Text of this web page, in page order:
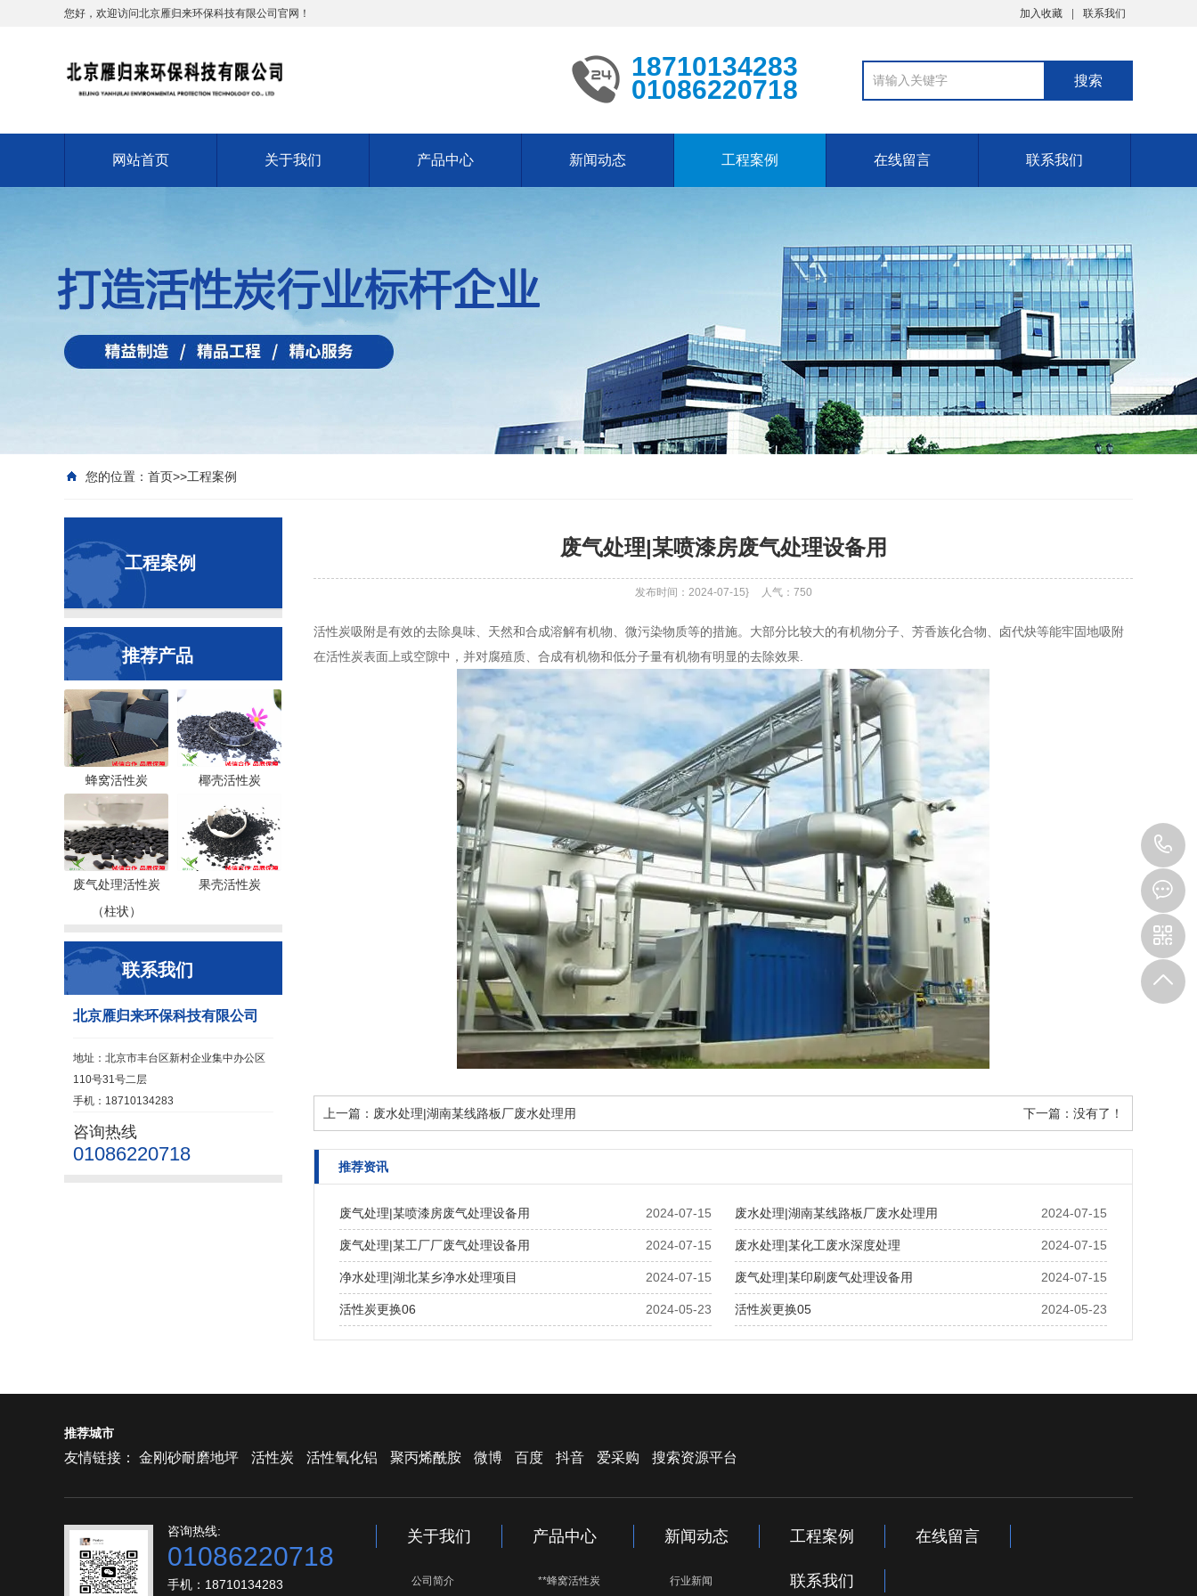
您好，欢迎访问北京雁归来环保科技有限公司官网！ 加入收藏 联系我们
18710134283
01086220718
网站首页 关于我们 产品中心 新闻动态 工程案例 在线留言 联系我们
您的位置： 首页>>工程案例
工程案例
推荐产品
蜂窝活性炭 椰壳活性炭
废气处理活性炭
（柱状）
果壳活性炭
联系我们
北京雁归来环保科技有限公司
地址：北京市丰台区新村企业集中办公区
110号31号二层
手机：18710134283
咨询热线
01086220718
废气处理|某喷漆房废气处理设备用
发布时间：2024-07-15} 人气： 750
活性炭吸附是有效的去除臭味、天然和合成溶解有机物、微污染物质等的措施。大部分比较大的有机物分子、芳香族化合物、卤代炔等能牢固地吸附
在活性炭表面上或空隙中，并对腐殖质、合成有机物和低分子量有机物有明显的去除效果.
上一篇： 废水处理|湖南某线路板厂废水处理用 下一篇：没有了！
推荐资讯
2024-07-15
废气处理|某喷漆房废气处理设备用 2024-07-15
废水处理|湖南某线路板厂废水处理用
2024-07-15
废气处理|某工厂厂废气处理设备用 2024-07-15
废水处理|某化工废水深度处理
2024-07-15
净水处理|湖北某乡净水处理项目 2024-07-15
废气处理|某印刷废气处理设备用
2024-05-23
活性炭更换06 2024-05-23
活性炭更换05
推荐城市
友情链接： 金刚砂耐磨地坪 活性炭 活性氧化铝 聚丙烯酰胺 微博 百度 抖音 爱采购 搜索资源平台
咨询热线:
01086220718
手机：18710134283
关于我们
公司简介
产品中心
**蜂窝活性炭
新闻动态
行业新闻
工程案例 在线留言
联系我们